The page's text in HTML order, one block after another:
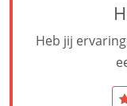
Heb jij